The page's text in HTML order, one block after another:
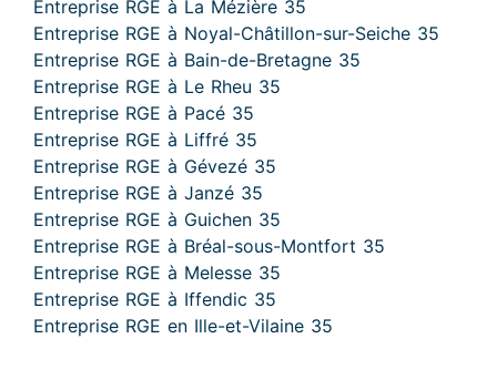
Entreprise RGE à La Mézière 35
Entreprise RGE à Noyal-Châtillon-sur-Seiche 35
Entreprise RGE à Bain-de-Bretagne 35
Entreprise RGE à Le Rheu 35
Entreprise RGE à Pacé 35
Entreprise RGE à Liffré 35
Entreprise RGE à Gévezé 35
Entreprise RGE à Janzé 35
Entreprise RGE à Guichen 35
Entreprise RGE à Bréal-sous-Montfort 35
Entreprise RGE à Melesse 35
Entreprise RGE à Iffendic 35
Entreprise RGE en Ille-et-Vilaine 35